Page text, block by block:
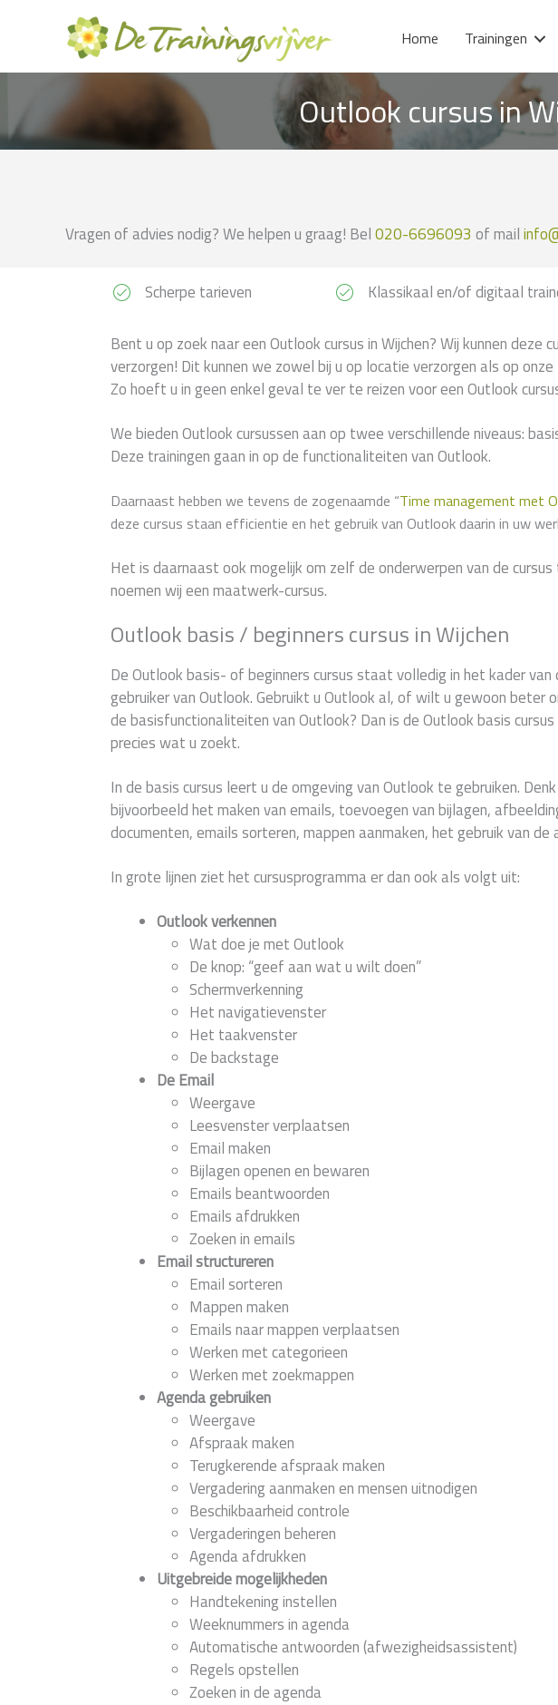
inhoud
Home Trainingen
Outlook cursus in
Vragen of advies nodig? We helpen u graag! Bel020-6696093 of mail
Scherpe tarieven Klassikaal en/of digitaal
Bent u op zoek naar een Outlook cursus in Wijchen? Wij kunnen deze
verzorgen! Dit kunnen we zowel bij u op locatie verzorgen als op onze
Zo hoeft u in geen enkel geval te ver te reizen voor een Outlook
We bieden Outlook cursussen aan op twee verschillende niveaus:
Deze trainingen gaan in op de functionaliteiten van Outlook.
Daarnaast hebben we tevens de zogenaamde “Time management met
deze cursus staan efficientie en het gebruik van Outlook daarin in uw
Het is daarnaast ook mogelijk om zelf de onderwerpen van de
noemen wij een maatwerk-cursus.
Outlook basis / beginners cursus in Wijchen
De Outlook basis- of beginners cursus staat volledig in het kader van
gebruiker van Outlook. Gebruikt u Outlook al, of wilt u gewoon beter
de basisfunctionaliteiten van Outlook? Dan is de Outlook basis cursus
precies wat u zoekt.
In de basis cursus leert u de omgeving van Outlook te gebruiken.
bijvoorbeeld het maken van emails, toevoegen van bijlagen,
documenten, emails sorteren, mappen aanmaken, het gebruik van de
In grote lijnen ziet het cursusprogramma er dan ook als volgt uit:
Outlook verkennen
Wat doe je met Outlook
De knop: “geef aan wat u wilt doen”
Schermverkenning
Het navigatievenster
Het taakvenster
De backstage
De Email
Weergave
Leesvenster verplaatsen
Email maken
Bijlagen openen en bewaren
Emails beantwoorden
Emails afdrukken
Zoeken in emails
Email structureren
Email sorteren
Mappen maken
Emails naar mappen verplaatsen
Werken met categorieen
Werken met zoekmappen
Agenda gebruiken
Weergave
Afspraak maken
Terugkerende afspraak maken
Vergadering aanmaken en mensen uitnodigen
Beschikbaarheid controle
Vergaderingen beheren
Agenda afdrukken
Uitgebreide mogelijkheden
Handtekening instellen
Weeknummers in agenda
Automatische antwoorden (afwezigheidsassistent)
Regels opstellen
Zoeken in de agenda